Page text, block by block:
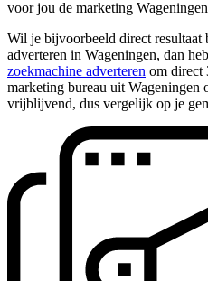
voor jou de marketing
Wil je bijvoorbeeld direct resultaat
adverteren in Wageningen, dan
zoekmachine adverteren om direct
marketing bureau uit Wageningen
vrijblijvend, dus vergelijk op je